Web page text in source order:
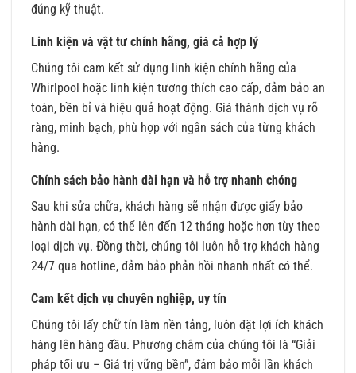
đúng kỹ thuật.
Linh kiện và vật tư chính hãng, giá cả hợp lý
Chúng tôi cam kết sử dụng linh kiện chính hãng của
Whirlpool hoặc linh kiện tương thích cao cấp, đảm bảo an
toàn, bền bỉ và hiệu quả hoạt động. Giá thành dịch vụ rõ
ràng, minh bạch, phù hợp với ngân sách của từng khách
hàng.
Chính sách bảo hành dài hạn và hỗ trợ nhanh chóng
Sau khi sửa chữa, khách hàng sẽ nhận được giấy bảo
hành dài hạn, có thể lên đến 12 tháng hoặc hơn tùy theo
loại dịch vụ. Đồng thời, chúng tôi luôn hỗ trợ khách hàng
24/7 qua hotline, đảm bảo phản hồi nhanh nhất có thể.
Cam kết dịch vụ chuyên nghiệp, uy tín
Chúng tôi lấy chữ tín làm nền tảng, luôn đặt lợi ích khách
hàng lên hàng đầu. Phương châm của chúng tôi là “Giải
pháp tối ưu – Giá trị vững bền”, đảm bảo mỗi lần khách